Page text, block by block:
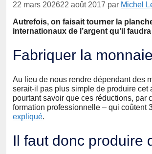
22 mars 202622 août 2017 par Michel
Autrefois, on faisait tourner la
internationaux de l’argent qu’il
Fabriquer la
Au lieu de nous rendre dépendant des
serait-il pas plus simple de produire cet
pourtant savoir que ces réductions, par
formation professionnelle – qui coûtent
expliqué.
Il faut donc produire